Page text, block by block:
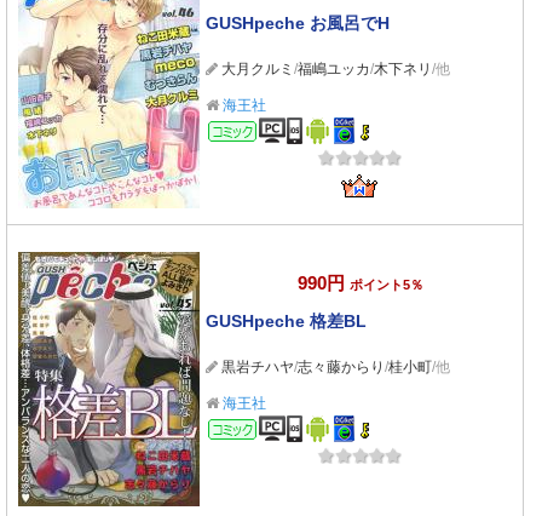
GUSHpeche お風呂でH
大月クルミ /福嶋ユッカ/木下ネリ /他
海王社
コミック
990円 ポイント5％
GUSHpeche 格差BL
黒岩チハヤ/志々藤からり /桂小町/他
海王社
コミック